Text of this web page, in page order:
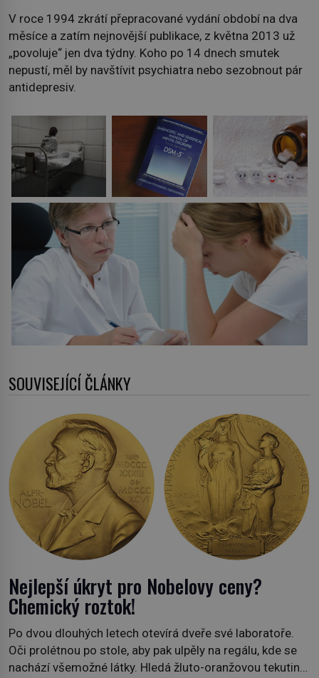
V roce 1994 zkrátí přepracované vydání období na dva
měsíce a zatím nejnovější publikace, z května 2013 už
„povoluje“ jen dva týdny. Koho po 14 dnech smutek
nepustí, měl by navštívit psychiatra nebo sezobnout pár
antidepresiv.
SOUVISEJÍCÍ ČLÁNKY
Nejlepší úkryt pro Nobelovy ceny?
Chemický roztok!
Po dvou dlouhých letech otevírá dveře své laboratoře.
Oči prolétnou po stole, aby pak ulpěly na regálu, kde se
nachází všemožné látky. Hledá žluto-oranžovou tekutinu,